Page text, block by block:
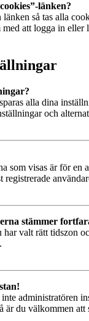
länken?
så tas alla
att logga in
alla dina
och
som visas är för
registrerade
stämmer
har valt rätt tidszon
administratören
är du välkommen